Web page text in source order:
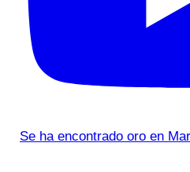
Se ha encontrado oro en